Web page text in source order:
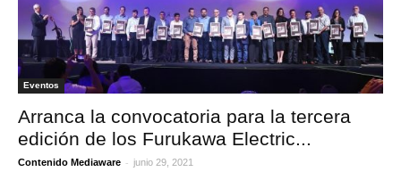
Eventos
Arranca la convocatoria para la tercera
edición de los Furukawa Electric...
Contenido Mediaware - junio 29, 2021